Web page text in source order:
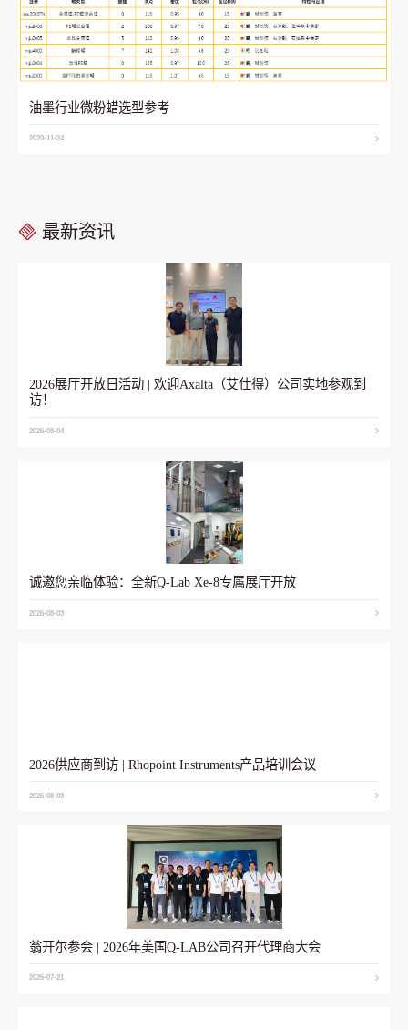
油墨行业微粉蜡选型参考
2020-11-24
最新资讯
2026展厅开放日活动 | 欢迎Axalta（艾仕得）公司实地参观到
访！
2026-08-04
诚邀您亲临体验：全新Q-Lab Xe-8专属展厅开放
2026-08-03
2026供应商到访 | Rhopoint Instruments产品培训会议
2026-08-03
翁开尔参会 | 2026年美国Q-LAB公司召开代理商大会
2026-07-21